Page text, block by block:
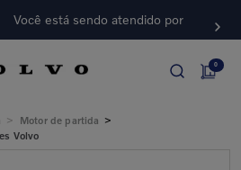
Você está sendo atendido por
0
> Motor de partida >
Volvo